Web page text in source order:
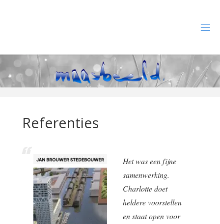
B
EE
Referenties
Het was een fijne
samenwerking.
Charlotte doet
heldere voorstellen
en staat open voor